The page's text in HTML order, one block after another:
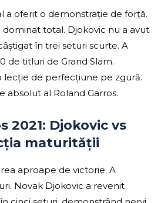
a oferit o demonstrație de forță.
dominat total. Djokovic nu a avut
în trei seturi scurte. A
de titluri de Grand Slam.
lecție de perfecțiune pe zgură.
absolut al Roland Garros.
2021: Djokovic vs
maturității
aproape de victorie. A
Novak Djokovic a revenit